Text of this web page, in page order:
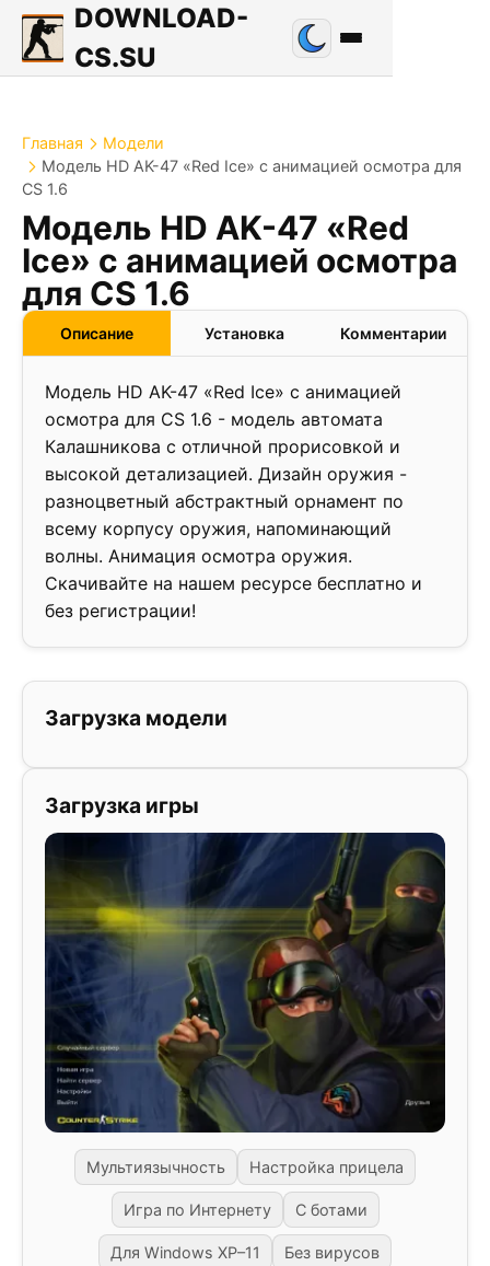
DOWNLOAD-
CS.SU
Главная
Модели
Модель HD AK-47 «Red Ice» с анимацией осмотра для
CS 1.6
Модель HD AK-47 «Red
Ice» с анимацией осмотра
для CS 1.6
Описание Установка Комментарии
Модель HD AK-47 «Red Ice» с анимацией
осмотра для CS 1.6 - модель автомата
Калашникова с отличной прорисовкой и
высокой детализацией. Дизайн оружия -
разноцветный абстрактный орнамент по
всему корпусу оружия, напоминающий
волны. Анимация осмотра оружия.
Скачивайте на нашем ресурсе бесплатно и
без регистрации!
Загрузка модели
Загрузка игры
Мультиязычность Настройка прицела
Игра по Интернету С ботами
Для Windows XP–11 Без вирусов